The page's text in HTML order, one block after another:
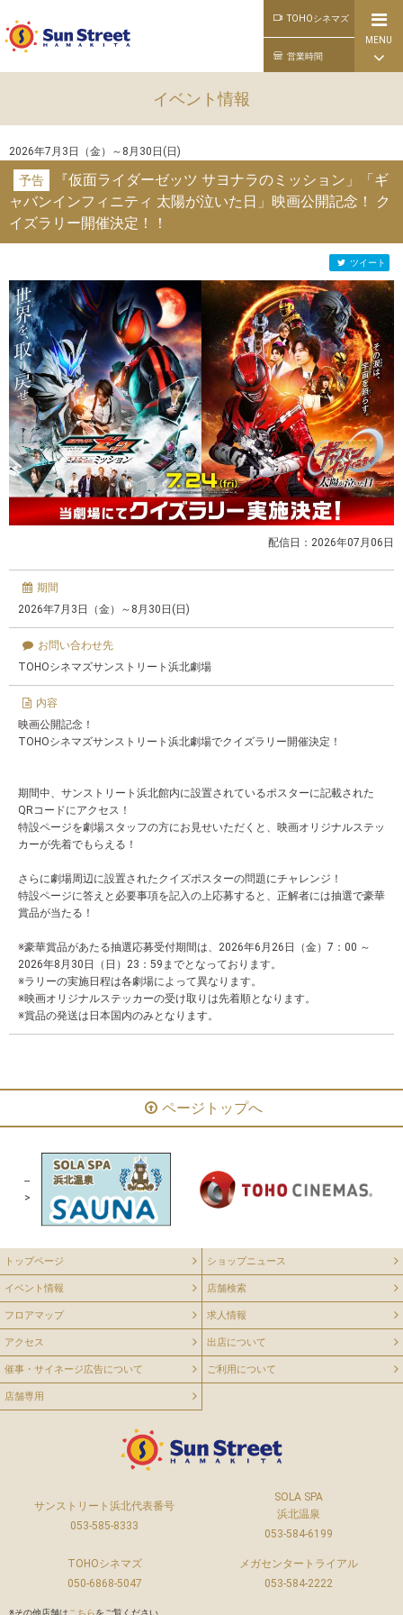
TOHOシネマズ
営業時間
MENU
公式ライン
イベント情報
2026年7月3日（金）～8月30日(日)
予告
『仮面ライダーゼッツ サヨナラのミッション」「ギ
ャバンインフィニティ 太陽が泣いた日」映画公開記念！ ク
イズラリー開催決定！！
ツイート
配信日：2026年07月06日
期間
2026年7月3日（金）～8月30日(日)
お問い合わせ先
TOHOシネマズサンストリート浜北劇場
内容
映画公開記念！
TOHOシネマズサンストリート浜北劇場でクイズラリー開催決定！
期間中、サンストリート浜北館内に設置されているポスターに記載された
QRコードにアクセス！
特設ページを劇場スタッフの方にお見せいただくと、映画オリジナルステッ
カーが先着でもらえる！
さらに劇場周辺に設置されたクイズポスターの問題にチャレンジ！
特設ページに答えと必要事項を記入の上応募すると、正解者には抽選で豪華
賞品が当たる！
※豪華賞品があたる抽選応募受付期間は、2026年6月26日（金）7：00 ～
2026年8月30日（日）23：59までとなっております。
※ラリーの実施日程は各劇場によって異なります。
※映画オリジナルステッカーの受け取りは先着順となります。
※賞品の発送は日本国内のみとなります。
ページトップへ
--
>
トップページ ショップニュース
イベント情報 店舗検索
フロアマップ 求人情報
アクセス 出店について
催事・サイネージ広告について ご利用について
店舗専用
サンストリート浜北代表番号
053-585-8333
SOLA SPA
浜北温泉
053-584-6199
TOHOシネマズ
050-6868-5047
メガセンタートライアル
053-584-2222